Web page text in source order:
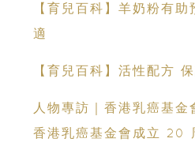
【育兒百科】羊奶粉有
適
【育兒百科】活性配方
人物專訪｜香港乳癌基
香港乳癌基金會成立 20